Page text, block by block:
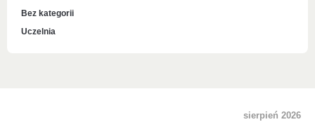
Bez kategorii
Uczelnia
sierpień 2026